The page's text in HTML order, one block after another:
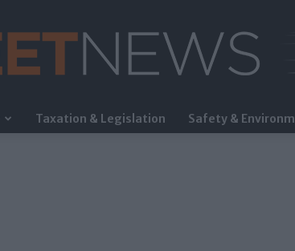
FleetNews
Taxation & Legislation Safety &